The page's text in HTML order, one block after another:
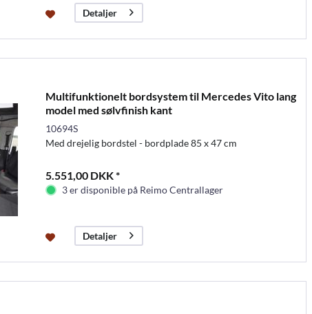
Detaljer
Multifunktionelt bordsystem til Mercedes Vito lang
model med sølvfinish kant
10694S
Med drejelig bordstel - bordplade 85 x 47 cm
5.551,00 DKK *
3 er disponible på Reimo Centrallager
Detaljer